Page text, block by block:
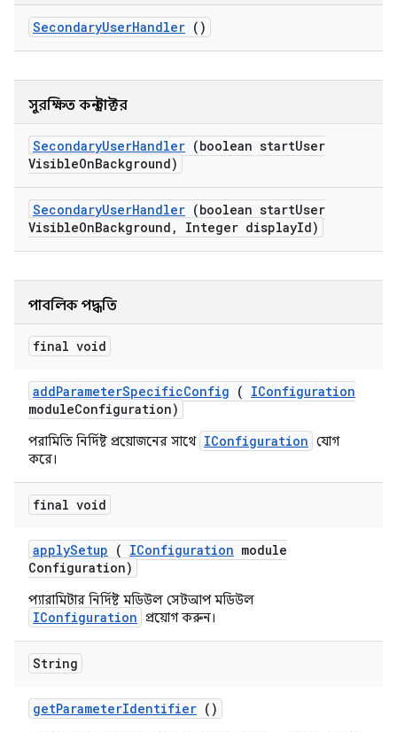
SecondaryUserHandler ()
সুরক্ষিত কনস্ট্রাক্টর
SecondaryUserHandler (boolean startUser
VisibleOnBackground)
SecondaryUserHandler (boolean startUser
VisibleOnBackground , Integer displayId)
পাবলিক পদ্ধতি
final void
addParameterSpecificConfig ( IConfiguration
moduleConfiguration)
পরামিতি নির্দিষ্ট প্রয়োজনের সাথে IConfiguration যোগ
করে।
final void
applySetup ( IConfiguration module
Configuration)
প্যারামিটার নির্দিষ্ট মডিউল সেটআপ মডিউল
IConfiguration প্রয়োগ করুন।
String
getParameterIdentifier ()